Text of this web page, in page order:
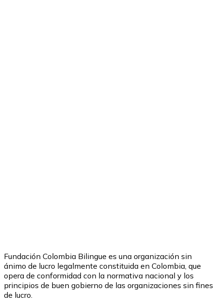
Fundación Colombia Bilingue es una organización sin
ánimo de lucro legalmente constituida en Colombia, que
opera de conformidad con la normativa nacional y los
principios de buen gobierno de las organizaciones sin fines
de lucro.